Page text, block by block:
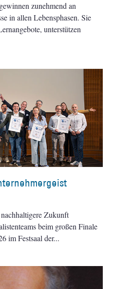
zunehmend an
in allen Lebensphasen. Sie
unterstützen
Zukunft
beim großen Finale
im Festsaal der